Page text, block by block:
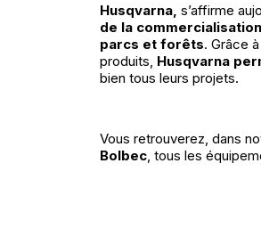
Husqvarna s’affirme
de la
parcs et forêts. Grâce
produits, Husqvarna
bien tous leurs projets.
Vous retrouverez, dans
Bolbec , tous les